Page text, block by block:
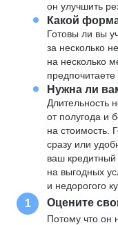
он улучшить
Какой
Готовы ли вы
за несколько
на несколько
Нужна ли
Длительность
от полугода и
на стоимость.
сразу или
ваш кредитный
на выгодных
и недорогого
1 Оцените
Потому что он